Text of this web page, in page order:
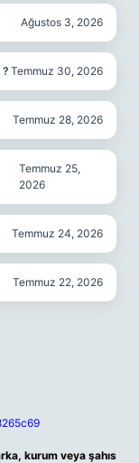
Ağustos 3, 2026
Temmuz 30, 2026
Temmuz 28, 2026
Temmuz 25,
2026
Temmuz 24, 2026
Temmuz 22, 2026
kurum veya şahıs